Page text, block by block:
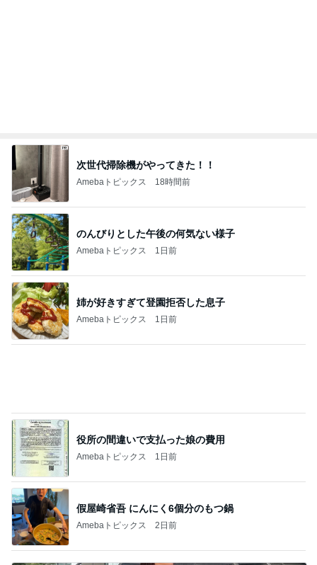
姉が好きすぎて登園拒否した息子
Amebaトピックス 1日前
役所の間違いで支払った娘の費用
Amebaトピックス 1日前